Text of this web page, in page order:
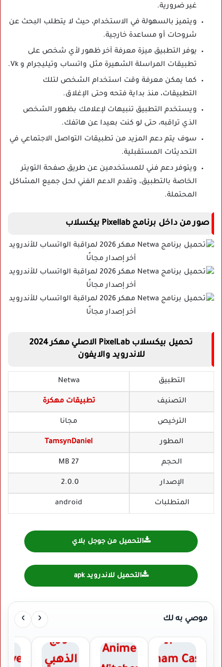
غير ضرورية.
ويتميز بالسهولة في الاستخدام، حيث لا يتطلب البحث عن
شروحات أو مساعدة خارجية.
يوفر التطبيق ميزة معرفة آخر ظهور لأي شخص على
تطبيقات المراسلة الشهيرة مثل واتساب وتيليجرام و Vk.
كما يمكن معرفة وقت استخدام الشخص لتلك
التطبيقات، منذ بداية فتحه وحتى الإغلاق.
ويستخدم التطبيق تنبيهات لإعلامك بظهور الشخص
الذي تراقبه، حتى لو كنت بعيدا عن هاتفك.
سوف يتم دعم المزيد من تطبيقات التواصل الاجتماعي في
التحديثات المستقبلية.
ويتوفر دعم فني للمستخدمين عن طريق صفحة التويتر
الخاصة بالتطبيق، وتقدم الدعم الفني لحل جميع المشاكل
المحتملة.
صور من داخل برنامج Pixellab بيكسلاب
تحميل بيكسلاب PixelLab الاصلي مهكر 2024
للاندرويد والايفون
التطبيق Netwa
التصنيف تطبيقات مهكرة
الترخيص مجانا
المطور TamsynDaniel
الحجم 27 MB
الإصدار 2.0.0
المتطلبات android
التحميل من جوجل بلاي
التحميل للاندرويد apk
موصي به لك ‹
›